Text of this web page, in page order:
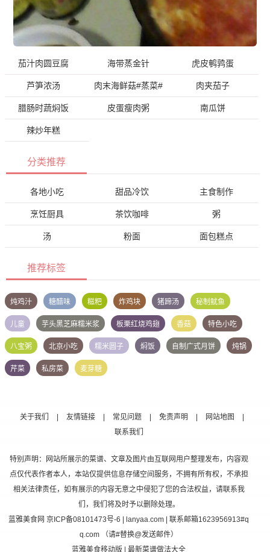
茄汁肉圆豆腐 海带蒸金针 虎皮鹌鹑蛋
芦笋浓汤 肉末海鲜菇#蒸菜# 肉夹茄子
腊肠时蔬焖饭 皮蛋瘦肉粥 南瓜饼
辣炒年糕
分类推荐
各地小吃 甜品冷饮 主食制作
烹饪厨具 茶饮咖啡 粥
汤 粉面 面包糕点
推荐标签
炖鸡汁 糖醋味 糍粑 炸鸡块 猪蹄汤 秘制鱿鱼
儿童 芋头黑芝麻糯米浆 板栗红烧鸡翅 香菇 特色小吃
八宝粥 北京小吃 糯米圆子 焖饭 自制广式月饼 炖锅
芹菜 私房菜 麦芽糖
关于我们 友情链接 常见问题 免责声明 网站地图
联系我们
特别声明：网站所展示的菜谱、文章及图片由互联网用户整理发布，内容观
点仅代表作者本人，本站仅提供信息存储空间服务，不拥有所有权，不承担
相关法律责任，如有展示的内容无意之中侵犯了您的合法权益，请联系我
们，我们将及时予以删除处理。
蓝雅美食网 京ICP备08101473号-6 | lanyaa.com | 联系邮箱1623956913#q
q.com （请#替换@发送邮件）
蓝雅美食移动版 | 最新菜谱做法大全